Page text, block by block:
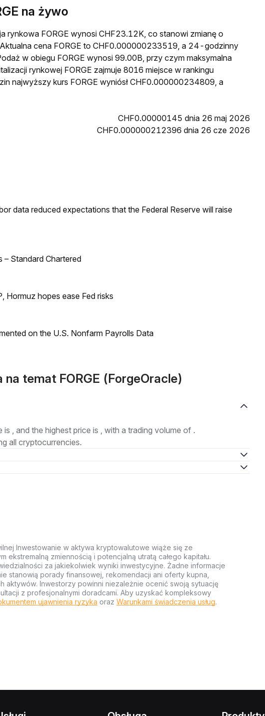
na żywo
rynkowa FORGE wynosi CHF23.12K, co stanowi zmianę o
cena FORGE to CHF0.000000233519, a 24-godzinny
w obiegu FORGE wynosi 99.00B, przy czym maksymalna
rynkowej FORGE zajmuje 8016 miejsce w rankingu
najwyższy kurs FORGE wyniósł CHF0.000000234809, a
CHF0.00000145 dnia 26 maj 2026
CHF0.000000212396 dnia 26 cze 2026
data reduced expectations that the Federal Reserve will raise
– Standard Chartered
Hormuz hopes ease Fed risks
on the U.S. Nonfarm Payrolls Data
temat FORGE (ForgeOracle)
, and the highest price is , with a trading volume of .
all cryptocurrencies.
Inwestowanie w aktywa kryptowalutowe wiąże się ze
ekstremalną zmiennością i potencjalną utratą całego kapitału.
za jakiekolwiek wyniki inwestycyjne. Żadne informacje
stanowią porady finansowej, rekomendacji ani oferty kupna,
aktywów. Inwestorzy powinni niezależnie ocenić swoją sytuację
z profesjonalnymi doradcami. Aby uzyskać kompleksowy
ujawnienia ryzyka oraz Warunkami świadczenia usług.